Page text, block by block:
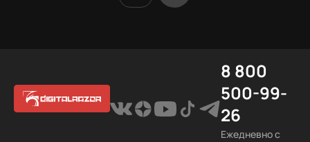
мифы.
8 800
500-99-
26
Ежедневно с